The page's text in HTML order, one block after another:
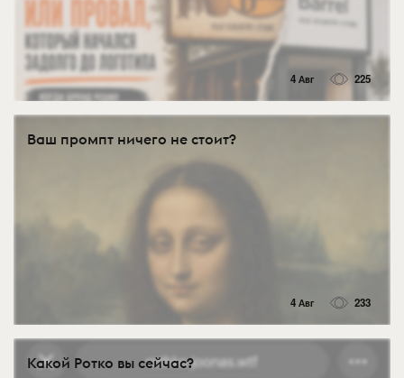
4 Авг 225
Ваш промпт ничего не стоит?
4 Авг 233
Какой Ротко вы сейчас?